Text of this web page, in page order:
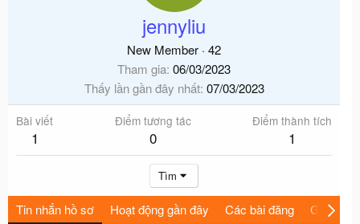
jennyliu
New Member · 42
Tham gia 06/03/2023
Thấy lần gần đây nhất 07/03/2023
Bài viết
1
Điểm tương tác
0
Điểm thành tích
1
Tìm
Tin nhắn hồ sơ Hoạt động gần đây Các bài đăng Giới thiệu